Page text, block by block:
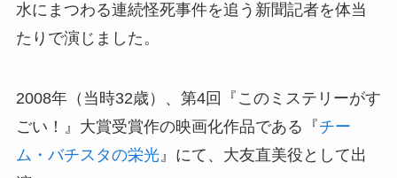
水にまつわる連続怪死事件を追う新聞記者を体当
たりで演じました。
2008年（当時32歳）、第4回『このミステリーがす
ごい！』大賞受賞作の映画化作品である『チー
ム・バチスタの栄光』にて、大友直美役として出